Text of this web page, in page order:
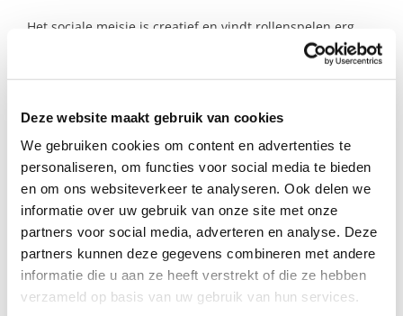
Deze website maakt gebruik van cookies
We gebruiken cookies om content en advertenties te
personaliseren, om functies voor social media te bieden
en om ons websiteverkeer te analyseren. Ook delen we
informatie over uw gebruik van onze site met onze
partners voor social media, adverteren en analyse. Deze
partners kunnen deze gegevens combineren met andere
informatie die u aan ze heeft verstrekt of die ze hebben
verzameld op basis van uw gebruik van hun services.
Het sociale meisje is creatief en vindt rollenspelen erg
leuk; het liefst samen met iemand anders. Als ze weet
wat ze wil, gaat ze daar ook echt voor. Ze houdt van
dansen, knutselen en tekenen en gaat graag naar de
handen van. Als het pittige grietje weet wat ze wil, gaat
ze daar ook echt voor.
Zien jullie jezelf al in de rol van haar steungezin?
Profiel steungezin
Wij zoeken een gezin: